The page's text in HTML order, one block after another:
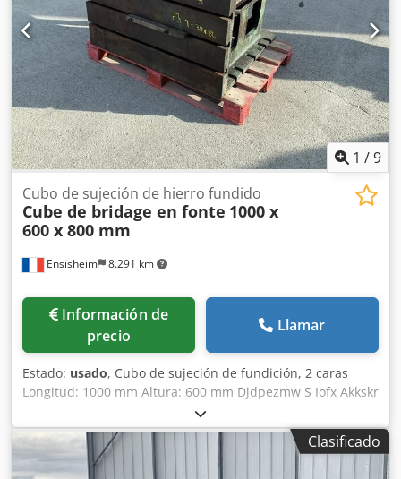
1 /9
Ensisheim 8.291 km
Cubo de sujeción de hierro fundido
Cube de bridage en fonte 1000 x
600 x 800 mm
Información de
precio
Llamar
Estado: usado, Cubo de sujeción de fundición, 2 caras
Longitud: 1000 mm Altura: 600 mm Djdpezmw S Iofx Akkskr
Profundidad: 800 mm Dimensiones de ranuras en T: 38 x
22 mm Peso: aprox. 600 kg
Clasificado